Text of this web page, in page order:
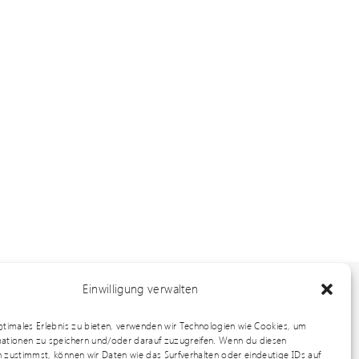
Einwilligung verwalten
Erlebnis zu bieten, verwenden wir Technologien wie Cookies, um
zu speichern und/oder darauf zuzugreifen. Wenn du diesen
zustimmst, können wir Daten wie das Surfverhalten oder eindeutige IDs auf
in Weinstadt